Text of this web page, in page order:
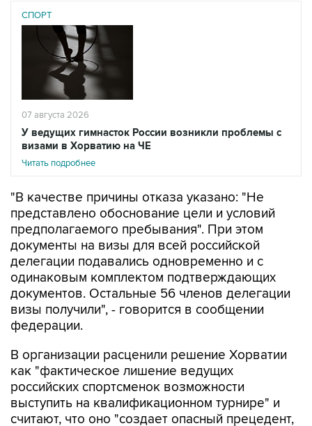
СПОРТ
07 августа 2026
У ведущих гимнасток России возникли проблемы с
визами в Хорватию на ЧЕ
Читать подробнее
"В качестве причины отказа указано: "Не
представлено обоснование цели и условий
предполагаемого пребывания". При этом
документы на визы для всей российской
делегации подавались одновременно и с
одинаковым комплектом подтверждающих
документов. Остальные 56 членов делегации
визы получили", - говорится в сообщении
федерации.
В организации расценили решение Хорватии
как "фактическое лишение ведущих
российских спортсменок возможности
выступить на квалификационном турнире" и
считают, что оно "создает опасный прецедент,